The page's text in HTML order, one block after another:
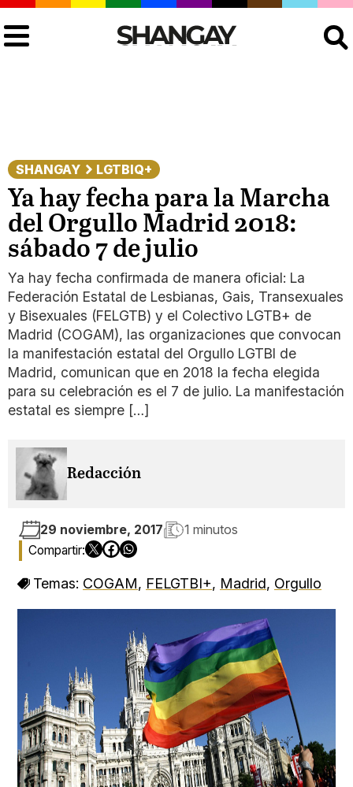
SHANGAY LGTBIQ+
Ya hay fecha para la Marcha
del Orgullo Madrid 2018:
sábado 7 de julio
Ya hay fecha confirmada de manera oficial: La
Federación Estatal de Lesbianas, Gais, Transexuales
y Bisexuales (FELGTB) y el Colectivo LGTB+ de
Madrid (COGAM), las organizaciones que convocan
la manifestación estatal del Orgullo LGTBI de
Madrid, comunican que en 2018 la fecha elegida
para su celebración es el 7 de julio. La manifestación
estatal es siempre […]
Redacción
29 noviembre, 2017 1 minutos
Temas: COGAM, FELGTBI+, Madrid, Orgullo